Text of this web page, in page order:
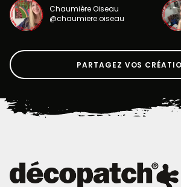
Chaumière Oiseau
@chaumiere.oiseau
PARTAGEZ VOS